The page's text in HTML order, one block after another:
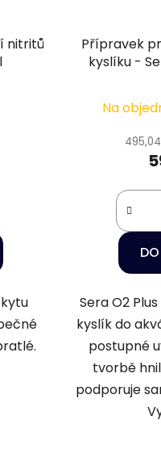
nitritů
Přípravek
kyslíku -
Na
Sera O2
kyslík do
postupné
tvorbě
podporuje